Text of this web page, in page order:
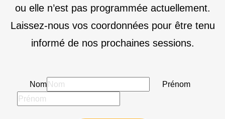
ou elle n’est pas programmée actuellement.
Laissez-nous vos coordonnées pour être tenu
informé de nos prochaines sessions.
Nom Prénom